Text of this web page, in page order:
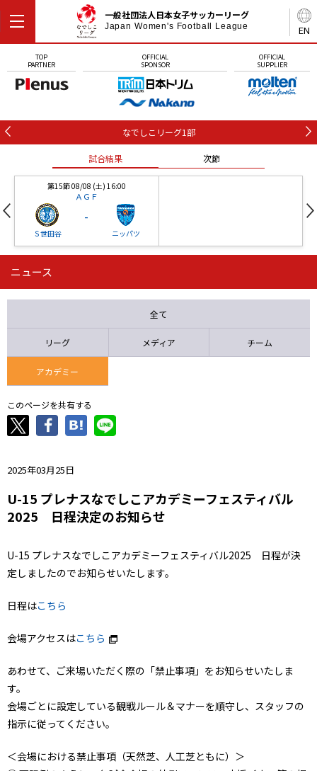
EN
一般社団法人日本女子サッカーリーグ
Japan Women's Football League
TOP
PARTNER
OFFICIAL
SPONSOR
OFFICIAL
SUPPLIER
なでしこリーグ1部
試合結果 次節
第15節 08/08 (土) 16:00
ＡＧＦ
Ｓ世田谷
-
ニッパツ
第16節 09/05 (土) 15:00
ニッパツ 石人の星
ニュース
全て
リーグ メディア チーム
アカデミー
このページを共有する
2025年03月25日
U-15 プレナスなでしこアカデミーフェスティバル
2025 日程決定のお知らせ
U-15 プレナスなでしこアカデミーフェスティバル2025 日程が決
定しましたのでお知らせいたします。
日程はこちら
会場アクセスはこちら
あわせて、ご来場いただく際の「禁止事項」をお知らせいたしま
す。
会場ごとに設定している観戦ルール＆マナーを順守し、スタッフの
指示に従ってください。
＜会場における禁止事項（天然芝、人工芝ともに）＞